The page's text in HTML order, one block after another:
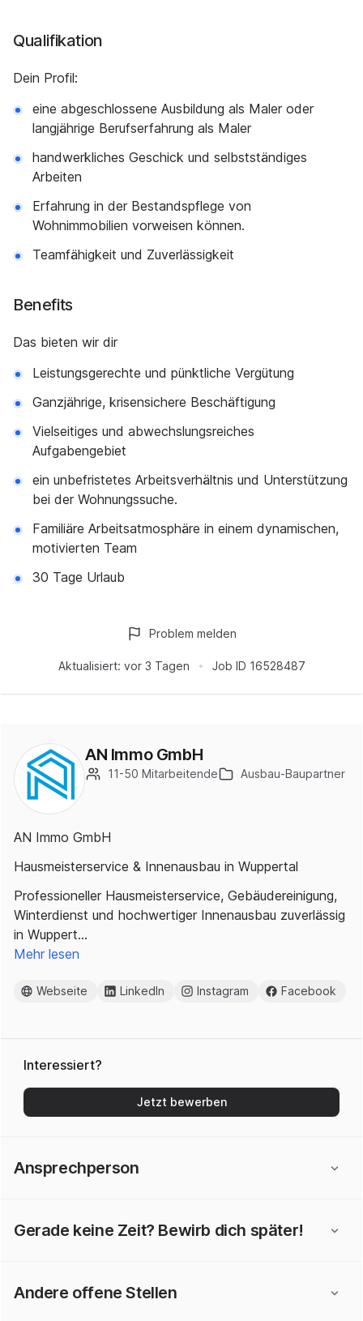
Qualifikation
Dein Profil:
eine abgeschlossene Ausbildung als Maler oder
langjährige Berufserfahrung als Maler
handwerkliches Geschick und selbstständiges
Arbeiten
Erfahrung in der Bestandspflege von
Wohnimmobilien vorweisen können.
Teamfähigkeit und Zuverlässigkeit
Benefits
Das bieten wir dir
Leistungsgerechte und pünktliche Vergütung
Ganzjährige, krisensichere Beschäftigung
Vielseitiges und abwechslungsreiches
Aufgabengebiet
ein unbefristetes Arbeitsverhältnis und Unterstützung
bei der Wohnungssuche.
Familiäre Arbeitsatmosphäre in einem dynamischen,
motivierten Team
30 Tage Urlaub
Aktualisiert: vor 3 Tagen Job ID 16528487
Problem melden
AN Immo GmbH
11-50 Mitarbeitende Ausbau-Baupartner
AN Immo GmbH
Hausmeisterservice & Innenausbau in Wuppertal
Professioneller Hausmeisterservice, Gebäudereinigung,
Winterdienst und hochwertiger Innenausbau zuverlässig
in Wuppert…
Mehr lesen
Webseite LinkedIn Instagram Facebook
Interessiert?
Jetzt bewerben
Ansprechperson
Gerade keine Zeit? Bewirb dich später!
Andere offene Stellen